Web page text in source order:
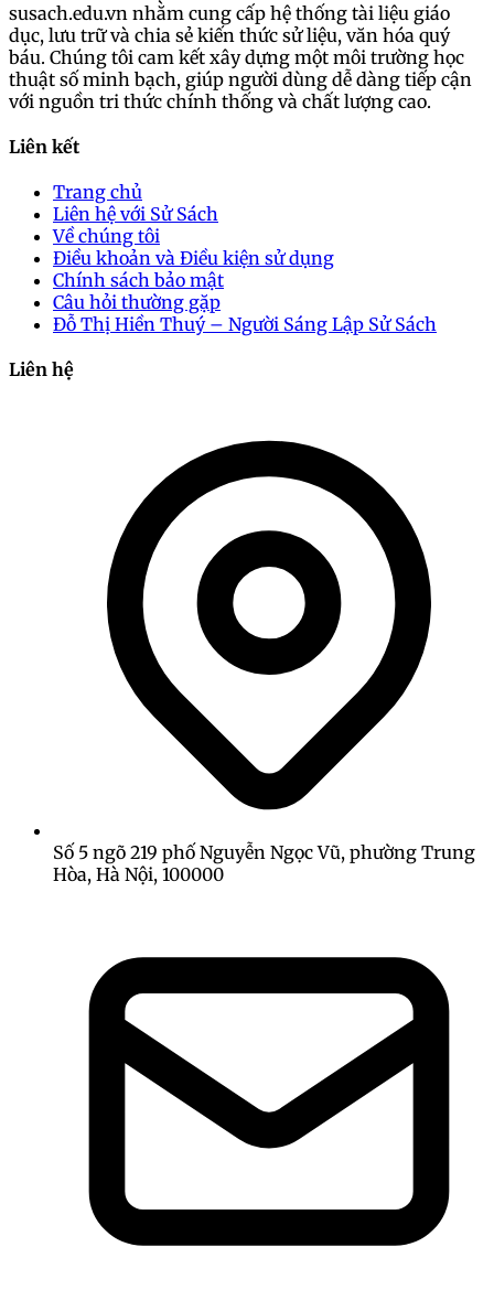
susach.edu.vn nhằm cung cấp hệ thống tài liệu giáo
dục, lưu trữ và chia sẻ kiến thức sử liệu, văn hóa quý
báu. Chúng tôi cam kết xây dựng một môi trường học
thuật số minh bạch, giúp người dùng dễ dàng tiếp cận
với nguồn tri thức chính thống và chất lượng cao.
Liên kết
Trang chủ
Liên hệ với Sử Sách
Về chúng tôi
Điều khoản và Điều kiện sử dụng
Chính sách bảo mật
Câu hỏi thường gặp
Đỗ Thị Hiền Thuý – Người Sáng Lập Sử Sách
Liên hệ
Số 5 ngõ 219 phố Nguyễn Ngọc Vũ, phường Trung
Hòa, Hà Nội, 100000